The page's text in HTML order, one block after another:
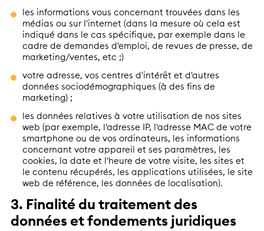
les informations vous concernant trouvées dans les
médias ou sur l'internet (dans la mesure où cela est
indiqué dans le cas spécifique, par exemple dans le
cadre de demandes d'emploi, de revues de presse, de
marketing/ventes, etc ;)
votre adresse, vos centres d'intérêt et d'autres
données sociodémographiques (à des fins de
marketing) ;
les données relatives à votre utilisation de nos sites
web (par exemple, l'adresse IP, l'adresse MAC de votre
smartphone ou de vos ordinateurs, les informations
concernant votre appareil et ses paramètres, les
cookies, la date et l'heure de votre visite, les sites et
le contenu récupérés, les applications utilisées, le site
web de référence, les données de localisation).
3. Finalité du traitement des
données et fondements juridiques